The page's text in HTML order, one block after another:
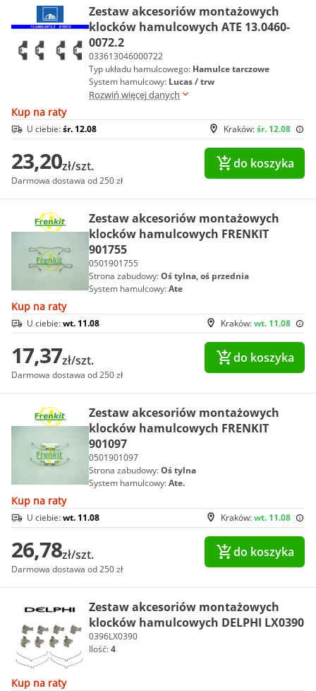
Zestaw akcesoriów montażowych
klocków hamulcowych ATE 13.0460-
0072.2
033613046000722
Typ układu hamulcowego: Hamulce tarczowe
System hamulcowy: Lucas / trw
Rozwiń więcej danych
Kup na raty
Kraków:śr. 12.08
U ciebie:śr. 12.08
23,20zł/szt.
Darmowa dostawa od 250 zł
do koszyka
Zestaw akcesoriów montażowych
klocków hamulcowych FRENKIT
901755
0501901755
Strona zabudowy:Oś tylna, oś przednia
System hamulcowy:Ate
Kup na raty
Kraków:wt. 11.08
U ciebie:wt. 11.08
17,37zł/szt.
Darmowa dostawa od 250 zł
do koszyka
Zestaw akcesoriów montażowych
klocków hamulcowych FRENKIT
901097
0501901097
Strona zabudowy:Oś tylna
System hamulcowy:Ate.
Kup na raty
Kraków:wt. 11.08
U ciebie:wt. 11.08
26,78zł/szt.
Darmowa dostawa od 250 zł
do koszyka
Zestaw akcesoriów montażowych
klocków hamulcowych DELPHI LX0390
0396LX0390
Ilość:4
Kup na raty